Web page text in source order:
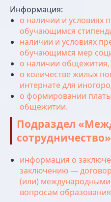
Информация:
о наличии и условиях
обучающимся
наличии и условиях
обучающимся мер
о наличии общежития,
о количестве жилых
интернате для
о формировании
общежитии.
Подраздел
сотрудничество»
информация о
заключению —
(или)
вопросам
профессиональное
образование:
+7 (965) 131-49-92
info@mos-iti.ru
г. Москва, ул.